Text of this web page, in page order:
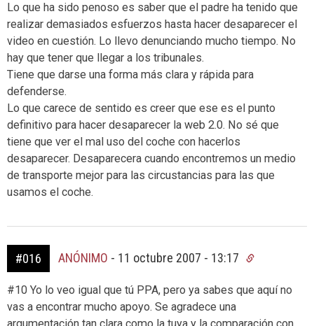
Lo que ha sido penoso es saber que el padre ha tenido que
realizar demasiados esfuerzos hasta hacer desaparecer el
video en cuestión. Lo llevo denunciando mucho tiempo. No
hay que tener que llegar a los tribunales.
Tiene que darse una forma más clara y rápida para
defenderse.
Lo que carece de sentido es creer que ese es el punto
definitivo para hacer desaparecer la web 2.0. No sé que
tiene que ver el mal uso del coche con hacerlos
desaparecer. Desaparecera cuando encontremos un medio
de transporte mejor para las circustancias para las que
usamos el coche.
#016 ANÓNIMO - 11 octubre 2007 - 13:17
#10 Yo lo veo igual que tú PPA, pero ya sabes que aquí no
vas a encontrar mucho apoyo. Se agradece una